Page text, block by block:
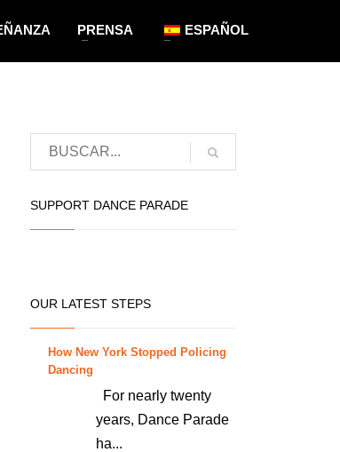
PRENSA ESPAÑOL
SUPPORT DANCE PARADE
OUR LATEST STEPS
How New York Stopped Policing
Dancing
For nearly twenty
years, Dance Parade
ha...